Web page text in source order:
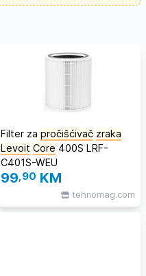
Filter za pročišćivač zraka
Levoit Core 400S LRF-
C401S-WEU
99,90 KM
tehnomag.com